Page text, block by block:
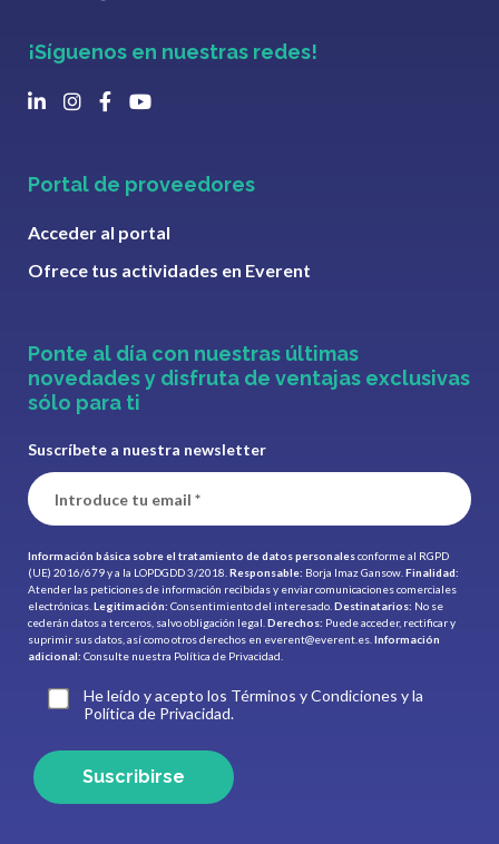
¡Síguenos en nuestras redes!
Portal de proveedores
Acceder al portal
Ofrece tus actividades en Everent
Ponte al día con nuestras últimas
novedades y disfruta de ventajas exclusivas
sólo para ti
Suscríbete a nuestra newsletter
Información básica sobre el tratamiento de datos personalesconforme al RGPD
(UE) 2016/679 y a la LOPDGDD 3/2018. Responsable: Borja Imaz Gansow. Finalidad:
Atender las peticiones de información recibidas y enviar comunicaciones comerciales
electrónicas. Legitimación: Consentimiento del interesado. Destinatarios: No se
cederán datos a terceros, salvo obligación legal. Derechos: Puede acceder, rectificar y
suprimir sus datos, así como otros derechos en everent@everent.es Información
adicional: Consulte nuestra Política de Privacidad.
He leído y acepto los Términos y Condiciones y la
Política de Privacidad.
Suscribirse